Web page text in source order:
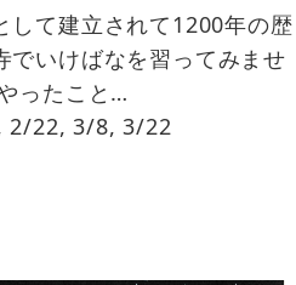
して建立されて1200年の歴
でいけばなを習ってみませ
ったこと…
2/22, 3/8, 3/22